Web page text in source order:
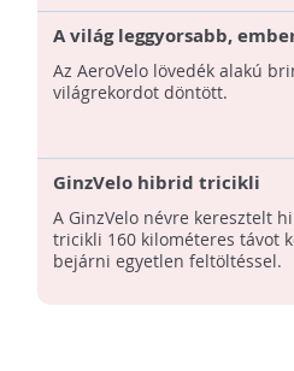
A világ leggyorsabb,
hajtott járműve
Az AeroVelo lövedék alakú
világrekordot döntött.
GinzVelo hibrid tricikli
A GinzVelo névre keresztelt
tricikli 160 kilométeres távot
bejárni egyetlen feltöltéssel.